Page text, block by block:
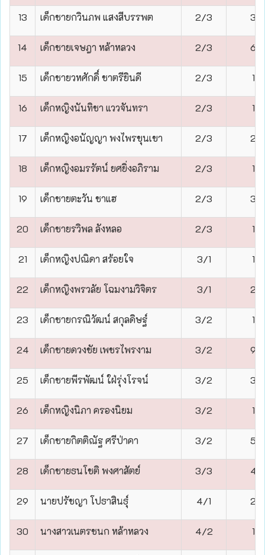
13 เด็กชายกวินภพ แสงสีบรรพต 2/3 3
14 เด็กชายเจษฎา หล้าหลวง 2/3 6
15 เด็กชายวหศักดิ์ ชาตรียินดี 2/3 1
16 เด็กหญิงนันทิชา แววจันทรา 2/3 1
17 เด็กหญิงอนัญญา พงไพรขุนเขา 2/3 2
18 เด็กหญิงอมรรัตน์ ยศยิ่งอภิราม 2/3 1
19 เด็กชายตะวัน ชาแฮ 2/3 3
20 เด็กชายรวิพล ลังหลอ 2/3 1
21 เด็กหญิงปณิดา สร้อยใจ 3/1 1
22 เด็กหญิงพรวลัย โฉมงามวิจิตร 3/1 2
23 เด็กชายกรณิวัฒน์ สกุลดิษฐ์ 3/2 1
24 เด็กชายดวงชัย เพชรไพรงาม 3/2 9
25 เด็กชายพีรพัฒน์ ใฝ่รุ่งโรจน์ 3/2 3
26 เด็กหญิงนิภา ครองนิยม 3/2 1
27 เด็กชายกิตติณัฐ ศรีป่าคา 3/2 5
28 เด็กชายธนโชติ พงศาสัตย์ 3/3 4
29 นายปรัชญา โปธาสินธุ์ 4/1 2
30 นางสาวเนตรชนก หล้าหลวง 4/2 1